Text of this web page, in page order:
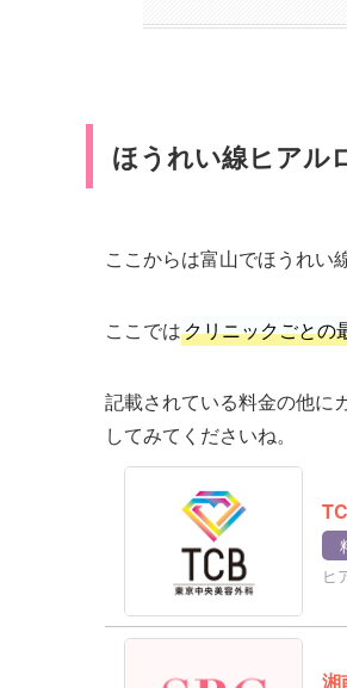
ほうれい線ヒアル
ここからは富山でほうれい
ここではクリニックごとの
記載されている料金の他に
してみてくださいね。
ヒ
湘